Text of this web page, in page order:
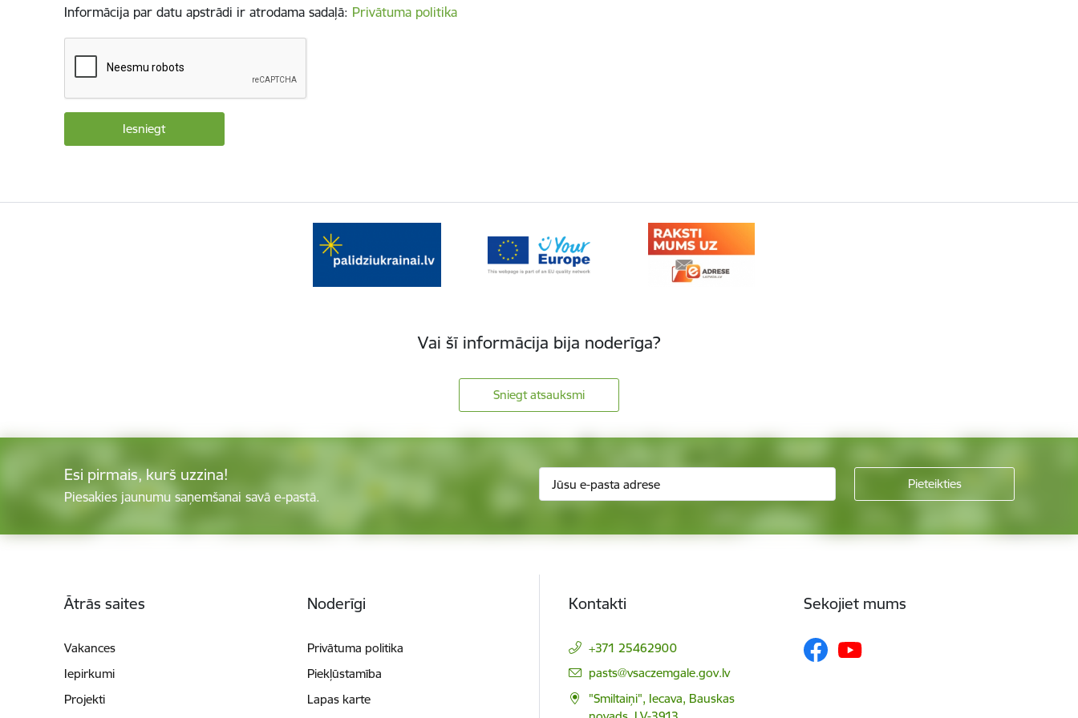
Informācija par datu apstrādi ir atrodama sadaļā: Privātuma politika
Vai šī informācija bija noderīga?
Sniegt atsauksmi
Esi pirmais, kurš uzzina!
Piesakies jaunumu saņemšanai savā e-pastā.
Ātrās saites
Vakances
Iepirkumi
Projekti
Noderīgi
Privātuma politika
Piekļūstamība
Lapas karte
Kontakti
+371 25462900
E-pasts:
pasts@vsaczemgale.gov.lv
"Smiltaiņi", Iecava, Bauskas
Sekojiet mums